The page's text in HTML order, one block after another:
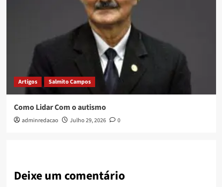
Artigos Salmito Campos
Como Lidar Com o autismo
adminredacao Julho 29, 2026 0
Deixe um comentário